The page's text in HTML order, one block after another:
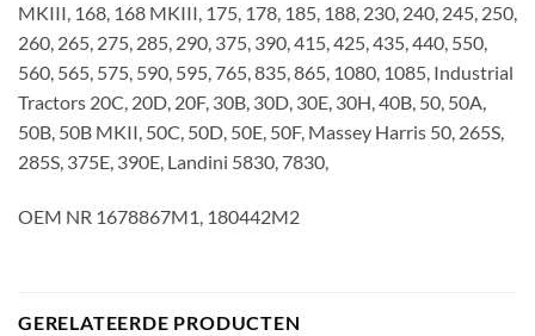
MKIII, 168, 168 MKIII, 175, 178, 185, 188, 230, 240, 245, 250,
260, 265, 275, 285, 290, 375, 390, 415, 425, 435, 440, 550,
560, 565, 575, 590, 595, 765, 835, 865, 1080, 1085, Industrial
Tractors 20C, 20D, 20F, 30B, 30D, 30E, 30H, 40B, 50, 50A,
50B, 50B MKII, 50C, 50D, 50E, 50F, Massey Harris 50, 265S,
285S, 375E, 390E, Landini 5830, 7830,
OEM NR 1678867M1, 180442M2
GERELATEERDE PRODUCTEN